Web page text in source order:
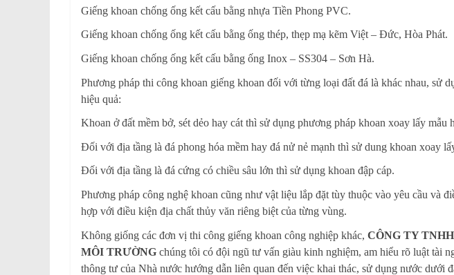
Giếng khoan chống ống kết cấu bằng nhựa Tiền Phong PVC.
Giếng khoan chống ống kết cấu bằng ống thép, thẹp mạ kẽm Việt – Đức, Hòa Phát.
Giếng khoan chống ống kết cấu bằng ống Inox – SS304 – Sơn Hà.
Phương pháp thi công khoan giếng khoan đối với từng loại đất đá là khác nhau, sử
hiệu quả:
Khoan ở đất mềm bở, sét dẻo hay cát thì sử dụng phương pháp khoan xoay lấy mẫu
Đối với địa tầng là đá phong hóa mềm hay đá nử nẻ mạnh thì sử dung khoan xoay
Đối với địa tầng là đá cứng có chiều sâu lớn thì sử dụng khoan đập cáp.
Phương pháp công nghệ khoan cũng như vật liệu lắp đặt tùy thuộc vào yêu cầu và
hợp với điều kiện địa chất thủy văn riêng biệt của từng vùng.
Không giống các đơn vị thi công giếng khoan công nghiệp khác, CÔNG TY
MÔI TRƯỜNG chúng tôi có đội ngũ tư vấn giàu kinh nghiệm, am hiểu rõ luật tài
thông tư của Nhà nước hướng dẫn liên quan đến việc khai thác, sử dụng nước dưới